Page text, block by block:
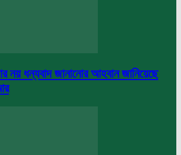
নয় ধন্যবাদ জানানোর আহবান জানিয়েছে